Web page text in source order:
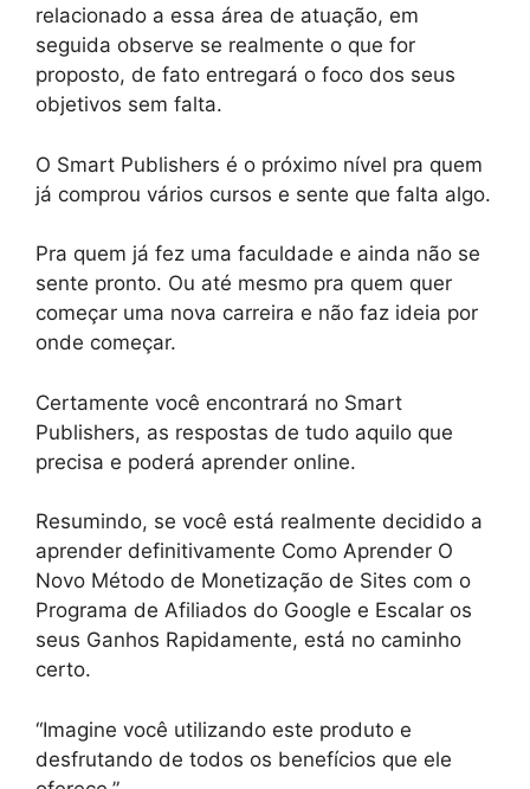
relacionado a essa área de atuação, em
seguida observe se realmente o que for
proposto, de fato entregará o foco dos seus
objetivos sem falta.
O Smart Publishers é o próximo nível pra quem
já comprou vários cursos e sente que falta algo.
Pra quem já fez uma faculdade e ainda não se
sente pronto. Ou até mesmo pra quem quer
começar uma nova carreira e não faz ideia por
onde começar.
Certamente você encontrará no Smart
Publishers, as respostas de tudo aquilo que
precisa e poderá aprender online.
Resumindo, se você está realmente decidido a
aprender definitivamente Como Aprender O
Novo Método de Monetização de Sites com o
Programa de Afiliados do Google e Escalar os
seus Ganhos Rapidamente, está no caminho
certo.
“Imagine você utilizando este produto e
desfrutando de todos os benefícios que ele